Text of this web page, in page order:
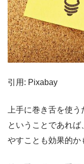
引用: Pixabay
上手に巻き舌を使
ということであれ
やすことも効果的か